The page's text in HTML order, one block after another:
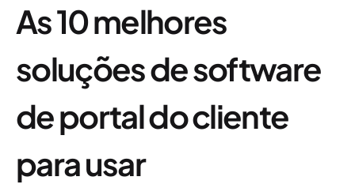
As 10 melhores
soluções de software
de portal do cliente
para usar